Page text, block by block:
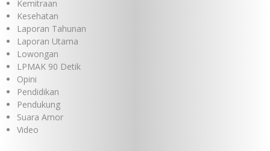
Kemitraan
Kesehatan
Laporan Tahunan
Laporan Utama
Lowongan
LPMAK 90 Detik
Opini
Pendidikan
Pendukung
Suara Amor
Video